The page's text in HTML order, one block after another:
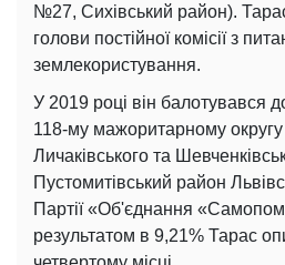
№27, Сихівський район).
голови постійної комісії з
землекористування.
У 2019 році він балотувався
118-му мажоритарному округу
Личаківського та
Пустомитівський район
Партії «Об'єднання
результатом в 9,21% Тарас